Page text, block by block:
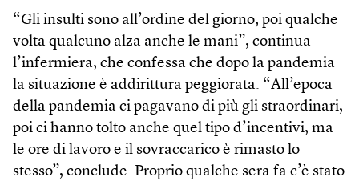
“Gli insulti sono all’ordine del giorno, poi qualche
volta qualcuno alza anche le mani”, continua
l’infermiera, che confessa che dopo la pandemia
la situazione è addirittura peggiorata. “All’epoca
della pandemia ci pagavano di più gli straordinari,
poi ci hanno tolto anche quel tipo d’incentivi, ma
le ore di lavoro e il sovraccarico è rimasto lo
stesso”, conclude. Proprio qualche sera fa c’è stato